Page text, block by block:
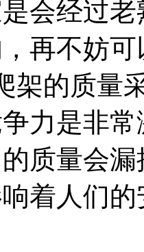
会经过
再不妨
架的质量
力是非
质量会
着人们